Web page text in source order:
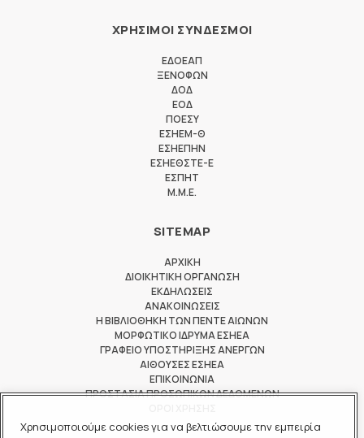
Χρησιμοποιούμε cookies για να βελτιώσουμε την εμπειρία
ΧΡΗΣΙΜΟΙ ΣΥΝΔΕΣΜΟΙ
ΕΔΟΕΑΠ
ΞΕΝΟΦΩΝ
ΔΟΔ
ΕΟΔ
ΠΟΕΣΥ
ΕΣΗΕΜ-Θ
ΕΣΗΕΠΗΝ
ΕΣΗΕΘΣΤΕ-Ε
ΕΣΠΗΤ
M.M.E.
SITEMAP
ΑΡΧΙΚΗ
ΔΙΟΙΚΗΤΙΚΗ ΟΡΓΑΝΩΣΗ
ΕΚΔΗΛΩΣΕΙΣ
ΑΝΑΚΟΙΝΩΣΕΙΣ
Η ΒΙΒΛΙΟΘΗΚΗ ΤΩΝ ΠΕΝΤΕ ΑΙΩΝΩΝ
ΜΟΡΦΩΤΙΚΟ ΙΔΡΥΜΑ ΕΣΗΕΑ
ΓΡΑΦΕΙΟ ΥΠΟΣΤΗΡΙΞΗΣ ΑΝΕΡΓΩΝ
ΑΙΘΟΥΣΕΣ ΕΣΗΕΑ
ΕΠΙΚΟΙΝΩΝΙΑ
ΠΡΟΣΤΑΣΙΑ ΠΡΟΣΩΠΙΚΩΝ ΔΕΔΟΜΕΝΩΝ